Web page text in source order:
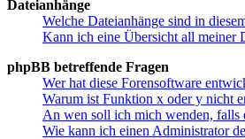
Dateianhänge
Welche Dateianhänge sind in
Kann ich eine Übersicht all meiner
phpBB betreffende Fragen
Wer hat diese Forensoftware
Warum ist Funktion x oder y nicht
An wen soll ich mich wenden, falls
Wie kann ich einen Administrator